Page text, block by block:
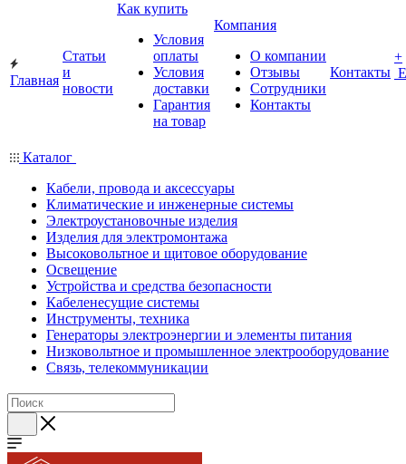
Главная
Статьи
и
новости
Как купить
Условия
оплаты
Условия
доставки
Гарантия
на товар
Компания
О компании
Отзывы
Сотрудники
Контакты
Контакты
+
Каталог
Кабели, провода и аксессуары
Климатические и инженерные системы
Электроустановочные изделия
Изделия для электромонтажа
Высоковольтное и щитовое оборудование
Освещение
Устройства и средства безопасности
Кабеленесущие системы
Инструменты, техника
Генераторы электроэнергии и элементы питания
Низковольтное и промышленное электрооборудование
Связь, телекоммуникации